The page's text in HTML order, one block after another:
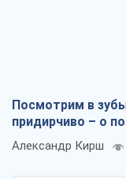
Посмотрим в
придирчиво – о
Александр Кирш